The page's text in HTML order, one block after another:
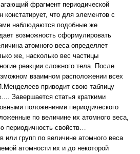
фрагмент периодической
что для элементов с
наблюдаются подобные же
возможность сформулировать
атомного веса определяет
же, насколько вес частицы
реакции сложного тела. После
взаимном расположении всех
приводит свою таблицу
Завершается статья краткими
положениями периодического
по величине их атомного веса,
периодичность свойств…
или групп по величине атомного веса
атомности их и до некоторой